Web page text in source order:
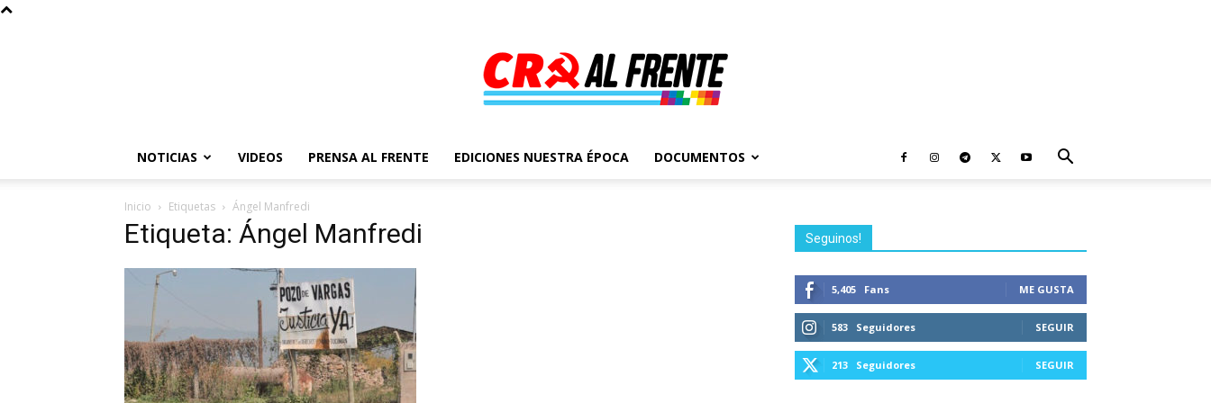
Al
NOTICIAS VIDEOS PRENSA AL FRENTE EDICIONES NUESTRA ÉPOCA DOCUMENTOS
Inicio Etiquetas Ángel Manfredi
Etiqueta: Ángel Manfredi Seguinos!
5,405 Fans ME GUSTA
583 Seguidores SEGUIR
213 Seguidores SEGUIR